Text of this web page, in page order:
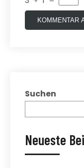
Suchen
Neueste